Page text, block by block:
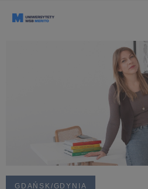
GDAŃSK/GDYNIA